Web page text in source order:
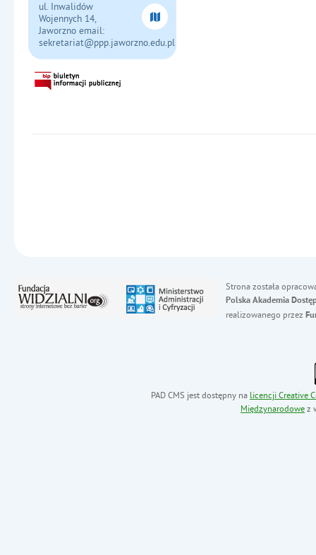
ul. Inwalidów
Wojennych 14,
Jaworzno email:
sekretariat@ppp.jaworzno.edu.pl
Strona została
Polska Akademia
realizowanego przez
PAD CMS jest dostępny na licencji Creative
Międzynarodowe z